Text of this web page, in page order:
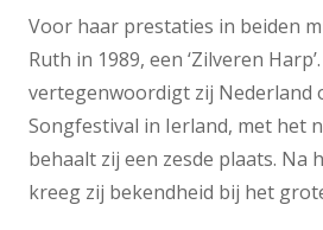
Voor haar prestaties in beiden
Ruth in 1989, een ‘Zilveren
vertegenwoordigt zij Nederland
Songfestival in Ierland, met het
behaalt zij een zesde plaats. Na
kreeg zij bekendheid bij het